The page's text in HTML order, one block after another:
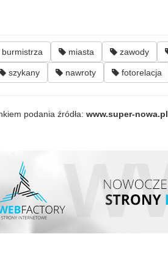
burmistrza miasta zawody
szykany nawroty fotorelacja
podania źródła: www.super-nowa.pl